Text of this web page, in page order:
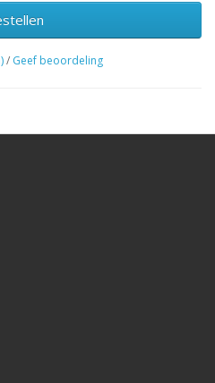
/ Geef beoordeling